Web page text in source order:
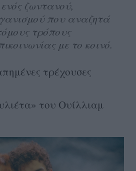
ζωντανού,
που αναζητά
τρόπους
με το κοινό.
τρέχουσες
του Ουίλλιαμ